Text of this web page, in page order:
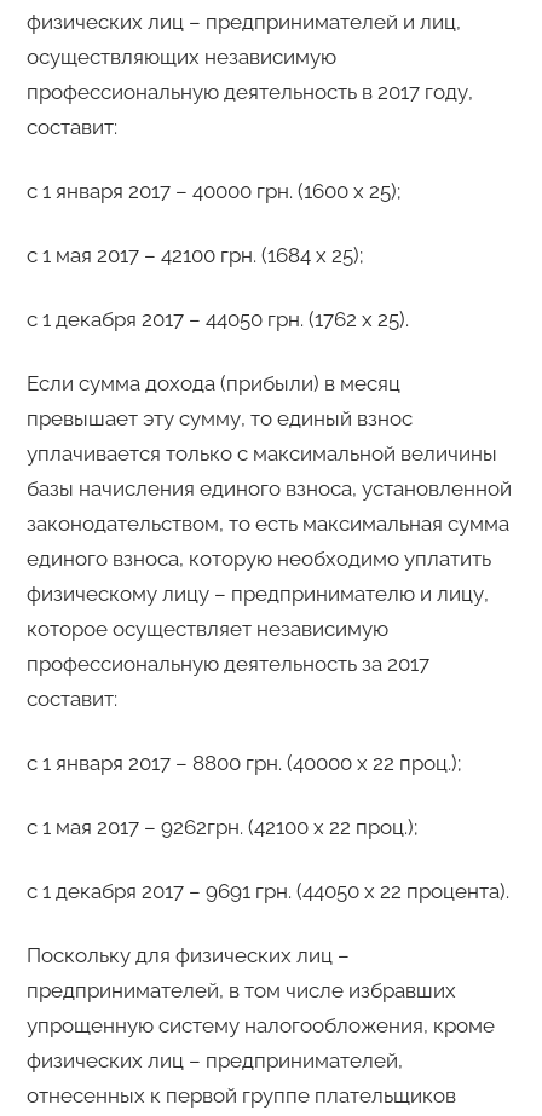
физических лиц – предпринимателей и лиц,
осуществляющих независимую
профессиональную деятельность в 2017 году,
составит:
с 1 января 2017 – 40000 грн. (1600 х 25);
с 1 мая 2017 – 42100 грн. (1684 х 25);
с 1 декабря 2017 – 44050 грн. (1762 х 25).
Если сумма дохода (прибыли) в месяц
превышает эту сумму, то единый взнос
уплачивается только с максимальной величины
базы начисления единого взноса, установленной
законодательством, то есть максимальная сумма
единого взноса, которую необходимо уплатить
физическому лицу – предпринимателю и лицу,
которое осуществляет независимую
профессиональную деятельность за 2017
составит:
с 1 января 2017 – 8800 грн. (40000 х 22 проц.);
с 1 мая 2017 – 9262грн. (42100 х 22 проц.);
с 1 декабря 2017 – 9691 грн. (44050 х 22 процента).
Поскольку для физических лиц –
предпринимателей, в том числе избравших
упрощенную систему налогообложения, кроме
физических лиц – предпринимателей,
отнесенных к первой группе плательщиков